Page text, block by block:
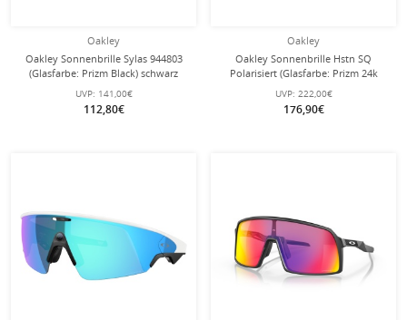
Oakley
Oakley Sonnenbrille Sylas 944803
(Glasfarbe: Prizm Black) schwarz
matt - 1 Brille
UVP: 141,00€
112,80€
Oakley
Oakley Sonnenbrille Hstn SQ
Polarisiert (Glasfarbe: Prizm 24k
polarized) 2026 matte mist - 1 Brille
UVP: 222,00€
176,90€